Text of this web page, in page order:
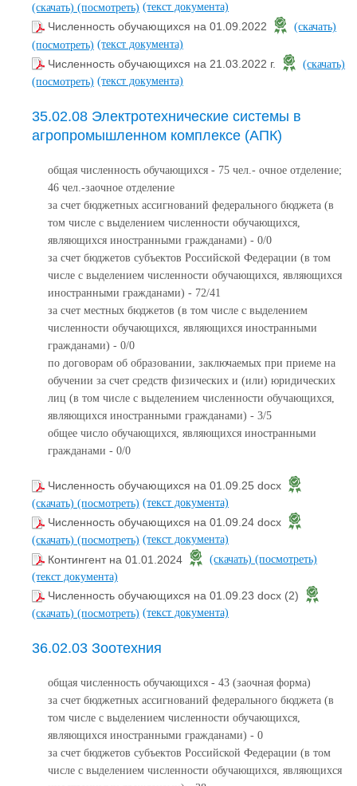
(скачать) (посмотреть) (текст документа)
Численность обучающихся на 01.09.2022
(скачать)
(посмотреть) (текст документа)
Численность обучающихся на 21.03.2022 г.
(скачать)
(посмотреть) (текст документа)
35.02.08 Электротехнические системы в
агропромышленном комплексе (АПК)
общая численность обучающихся - 75 чел.- очное отделение;
46 чел.-заочное отделение
за счет бюджетных ассигнований федерального бюджета (в
том числе с выделением численности обучающихся,
являющихся иностранными гражданами) - 0/0
за счет бюджетов субъектов Российской Федерации (в том
числе с выделением численности обучающихся, являющихся
иностранными гражданами) - 72/41
за счет местных бюджетов (в том числе с выделением
численности обучающихся, являющихся иностранными
гражданами) - 0/0
по договорам об образовании, заключаемых при приеме на
обучении за счет средств физических и (или) юридических
лиц (в том числе с выделением численности обучающихся,
являющихся иностранными гражданами) - 3/5
общее число обучающихся, являющихся иностранными
гражданами - 0/0
Численность обучающихся на 01.09.25 docx
(скачать) (посмотреть) (текст документа)
Численность обучающихся на 01.09.24 docx
(скачать) (посмотреть) (текст документа)
Контингент на 01.01.2024 (скачать) (посмотреть)
(текст документа)
Численность обучающихся на 01.09.23 docx (2)
(скачать) (посмотреть) (текст документа)
36.02.03 Зоотехния
общая численность обучающихся - 43 (заочная форма)
за счет бюджетных ассигнований федерального бюджета (в
том числе с выделением численности обучающихся,
являющихся иностранными гражданами) - 0
за счет бюджетов субъектов Российской Федерации (в том
числе с выделением численности обучающихся, являющихся